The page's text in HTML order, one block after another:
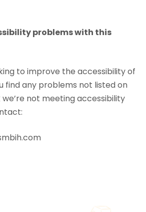
problems with this
to improve the accessibility of
find any problems not listed on
not meeting accessibility